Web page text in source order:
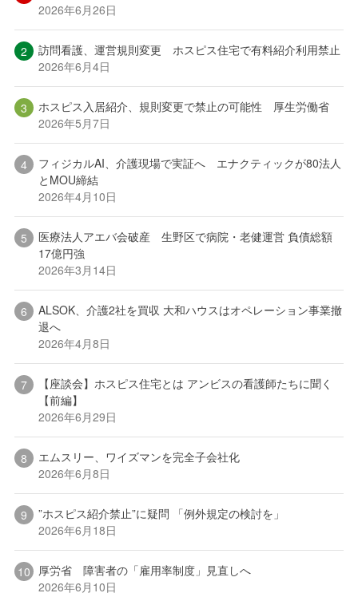
2026年6月26日
訪問看護、運営規則変更 ホスピス住宅で有料紹介利用禁止
2026年6月4日
ホスピス入居紹介、規則変更で禁止の可能性 厚生労働省
2026年5月7日
フィジカルAI、介護現場で実証へ エナクティックが80法人
とMOU締結
2026年4月10日
医療法人アエバ会破産 生野区で病院・老健運営 負債総額
17億円強
2026年3月14日
ALSOK、介護2社を買収 大和ハウスはオペレーション事業撤
退へ
2026年4月8日
【座談会】ホスピス住宅とは アンビスの看護師たちに聞く
【前編】
2026年6月29日
エムスリー、ワイズマンを完全子会社化
2026年6月8日
”ホスピス紹介禁止”に疑問 「例外規定の検討を」
2026年6月18日
厚労省 障害者の「雇用率制度」見直しへ
2026年6月10日